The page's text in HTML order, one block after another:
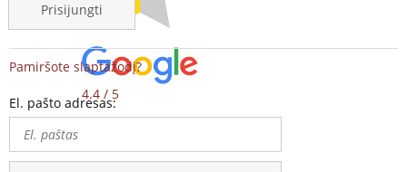
4.4 / 5
Prisijungti
Pamiršote slaptažodį?
El. pašto adresas: